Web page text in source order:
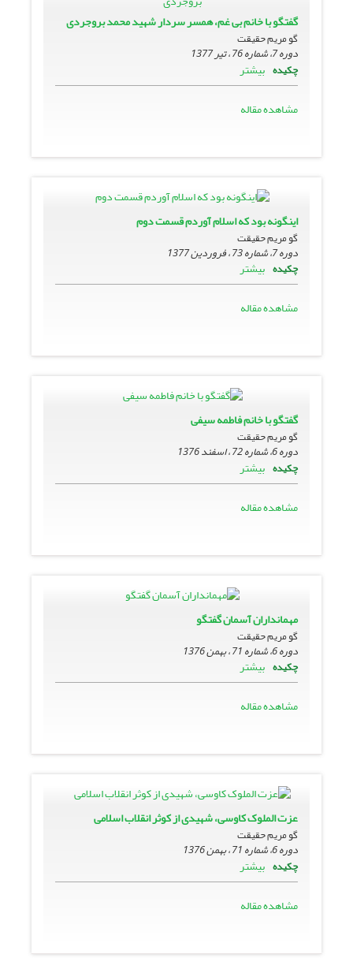
گفتگو با خانم بى غم، همسر سردار شهید محمد بروجردی
گو مریم حقیقت
دوره 7، شماره 76 ، تیر 1377
چکیده بیشتر
مشاهده مقاله
اینگونه بود که اسلام آوردم قسمت دوم
گو مریم حقیقت
دوره 7، شماره 73 ، فروردین 1377
چکیده بیشتر
مشاهده مقاله
گفتگو با خانم فاطمه سیفى
گو مریم حقیقت
دوره 6، شماره 72 ، اسفند 1376
چکیده بیشتر
مشاهده مقاله
مهمانداران آسمان گفتگو
گو مریم حقیقت
دوره 6، شماره 71 ، بهمن 1376
چکیده بیشتر
مشاهده مقاله
عزت الملوک کاوسی، شهیدى از کوثر انقلاب اسلامی
گو مریم حقیقت
دوره 6، شماره 71 ، بهمن 1376
چکیده بیشتر
مشاهده مقاله